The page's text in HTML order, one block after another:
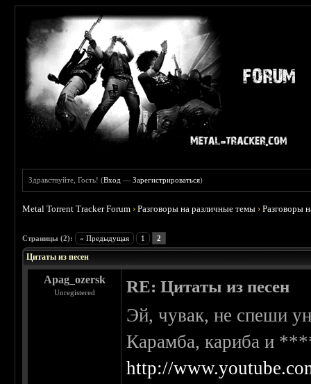
Здравствуйте, Гость! (Вход —Зарегистрироваться)
Metal Torrent Tracker Forum ›Разговоры на различные темы ›Разговоры
Страницы (2): « Предыдущая 1 2
Цитаты из песен
Apag_ozersk
Unregistered RE: Цитаты из песен
Эй, чувак, не спеши
Карамба, кариба и
http://